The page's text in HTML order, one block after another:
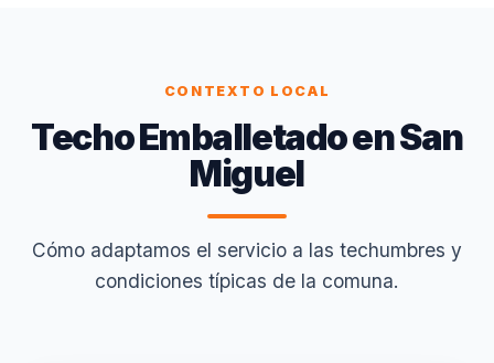
CONTEXTO LOCAL
Techo Emballetado en San
Miguel
Cómo adaptamos el servicio a las techumbres y
condiciones típicas de la comuna.